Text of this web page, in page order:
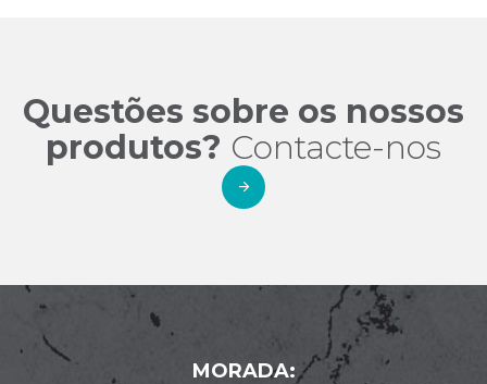
Questões sobre os nossos
produtos? Contacte-nos
MORADA: